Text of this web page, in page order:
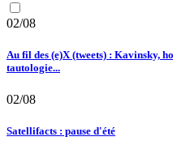
02/08
Au fil des (e)X (tweets) : Kavinsky,
tautologie...
02/08
Satellifacts : pause d'été